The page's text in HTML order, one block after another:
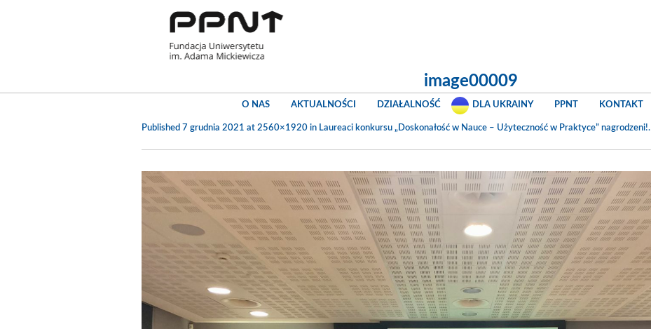
O NAS AKTUALNOŚCI DZIAŁALNOŚĆ DLA UKRAINY PPNT KONTAKT
image00009
Published 7 grudnia 2021 at 2560×1920 in Laureaci konkursu „Doskonałość w Nauce – Użyteczność w Praktyce” nagrodzeni!.